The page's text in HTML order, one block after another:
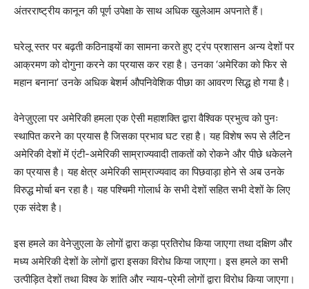
अंतरराष्ट्रीय कानून की पूर्ण उपेक्षा के साथ अधिक खुलेआम अपनाते हैं।
घरेलू स्तर पर बढ़ती कठिनाइयों का सामना करते हुए ट्रंप प्रशासन अन्य देशों पर
आक्रमण को दोगुना करने का प्रयास कर रहा है। उनका ‘अमेरिका को फिर से
महान बनाना’ उनके अधिक बेशर्म औपनिवेशिक पीछा का आवरण सिद्ध हो गया है।
वेनेज़ुएला पर अमेरिकी हमला एक ऐसी महाशक्ति द्वारा वैश्विक प्रभुत्व को पुनः
स्थापित करने का प्रयास है जिसका प्रभाव घट रहा है। यह विशेष रूप से लैटिन
अमेरिकी देशों में एंटी-अमेरिकी साम्राज्यवादी ताकतों को रोकने और पीछे धकेलने
का प्रयास है। यह क्षेत्र अमेरिकी साम्राज्यवाद का पिछवाड़ा होने से अब उनके
विरुद्ध मोर्चा बन रहा है। यह पश्चिमी गोलार्ध के सभी देशों सहित सभी देशों के लिए
एक संदेश है।
इस हमले का वेनेज़ुएला के लोगों द्वारा कड़ा प्रतिरोध किया जाएगा तथा दक्षिण और
मध्य अमेरिकी देशों के लोगों द्वारा इसका विरोध किया जाएगा। इस हमले का सभी
उत्पीड़ित देशों तथा विश्व के शांति और न्याय-प्रेमी लोगों द्वारा विरोध किया जाएगा।